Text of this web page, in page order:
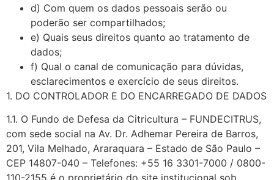
d) Com quem os dados pessoais serão ou
poderão ser compartilhados;
e) Quais seus direitos quanto ao tratamento de
dados;
f) Qual o canal de comunicação para dúvidas,
esclarecimentos e exercício de seus direitos.
1. DO CONTROLADOR E DO ENCARREGADO DE DADOS
1.1. O Fundo de Defesa da Citricultura – FUNDECITRUS,
com sede social na Av. Dr. Adhemar Pereira de Barros,
201, Vila Melhado, Araraquara – Estado de São Paulo –
CEP 14807-040 – Telefones: +55 16 3301-7000 / 0800-